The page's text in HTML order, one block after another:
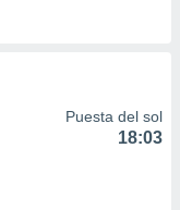
Puesta del sol
18:03